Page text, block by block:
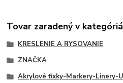
Tovar zaradený v
KRESLENIE A RYSOVANIE
ZNAČKA
Akrylové fixky-Markery-Linery-